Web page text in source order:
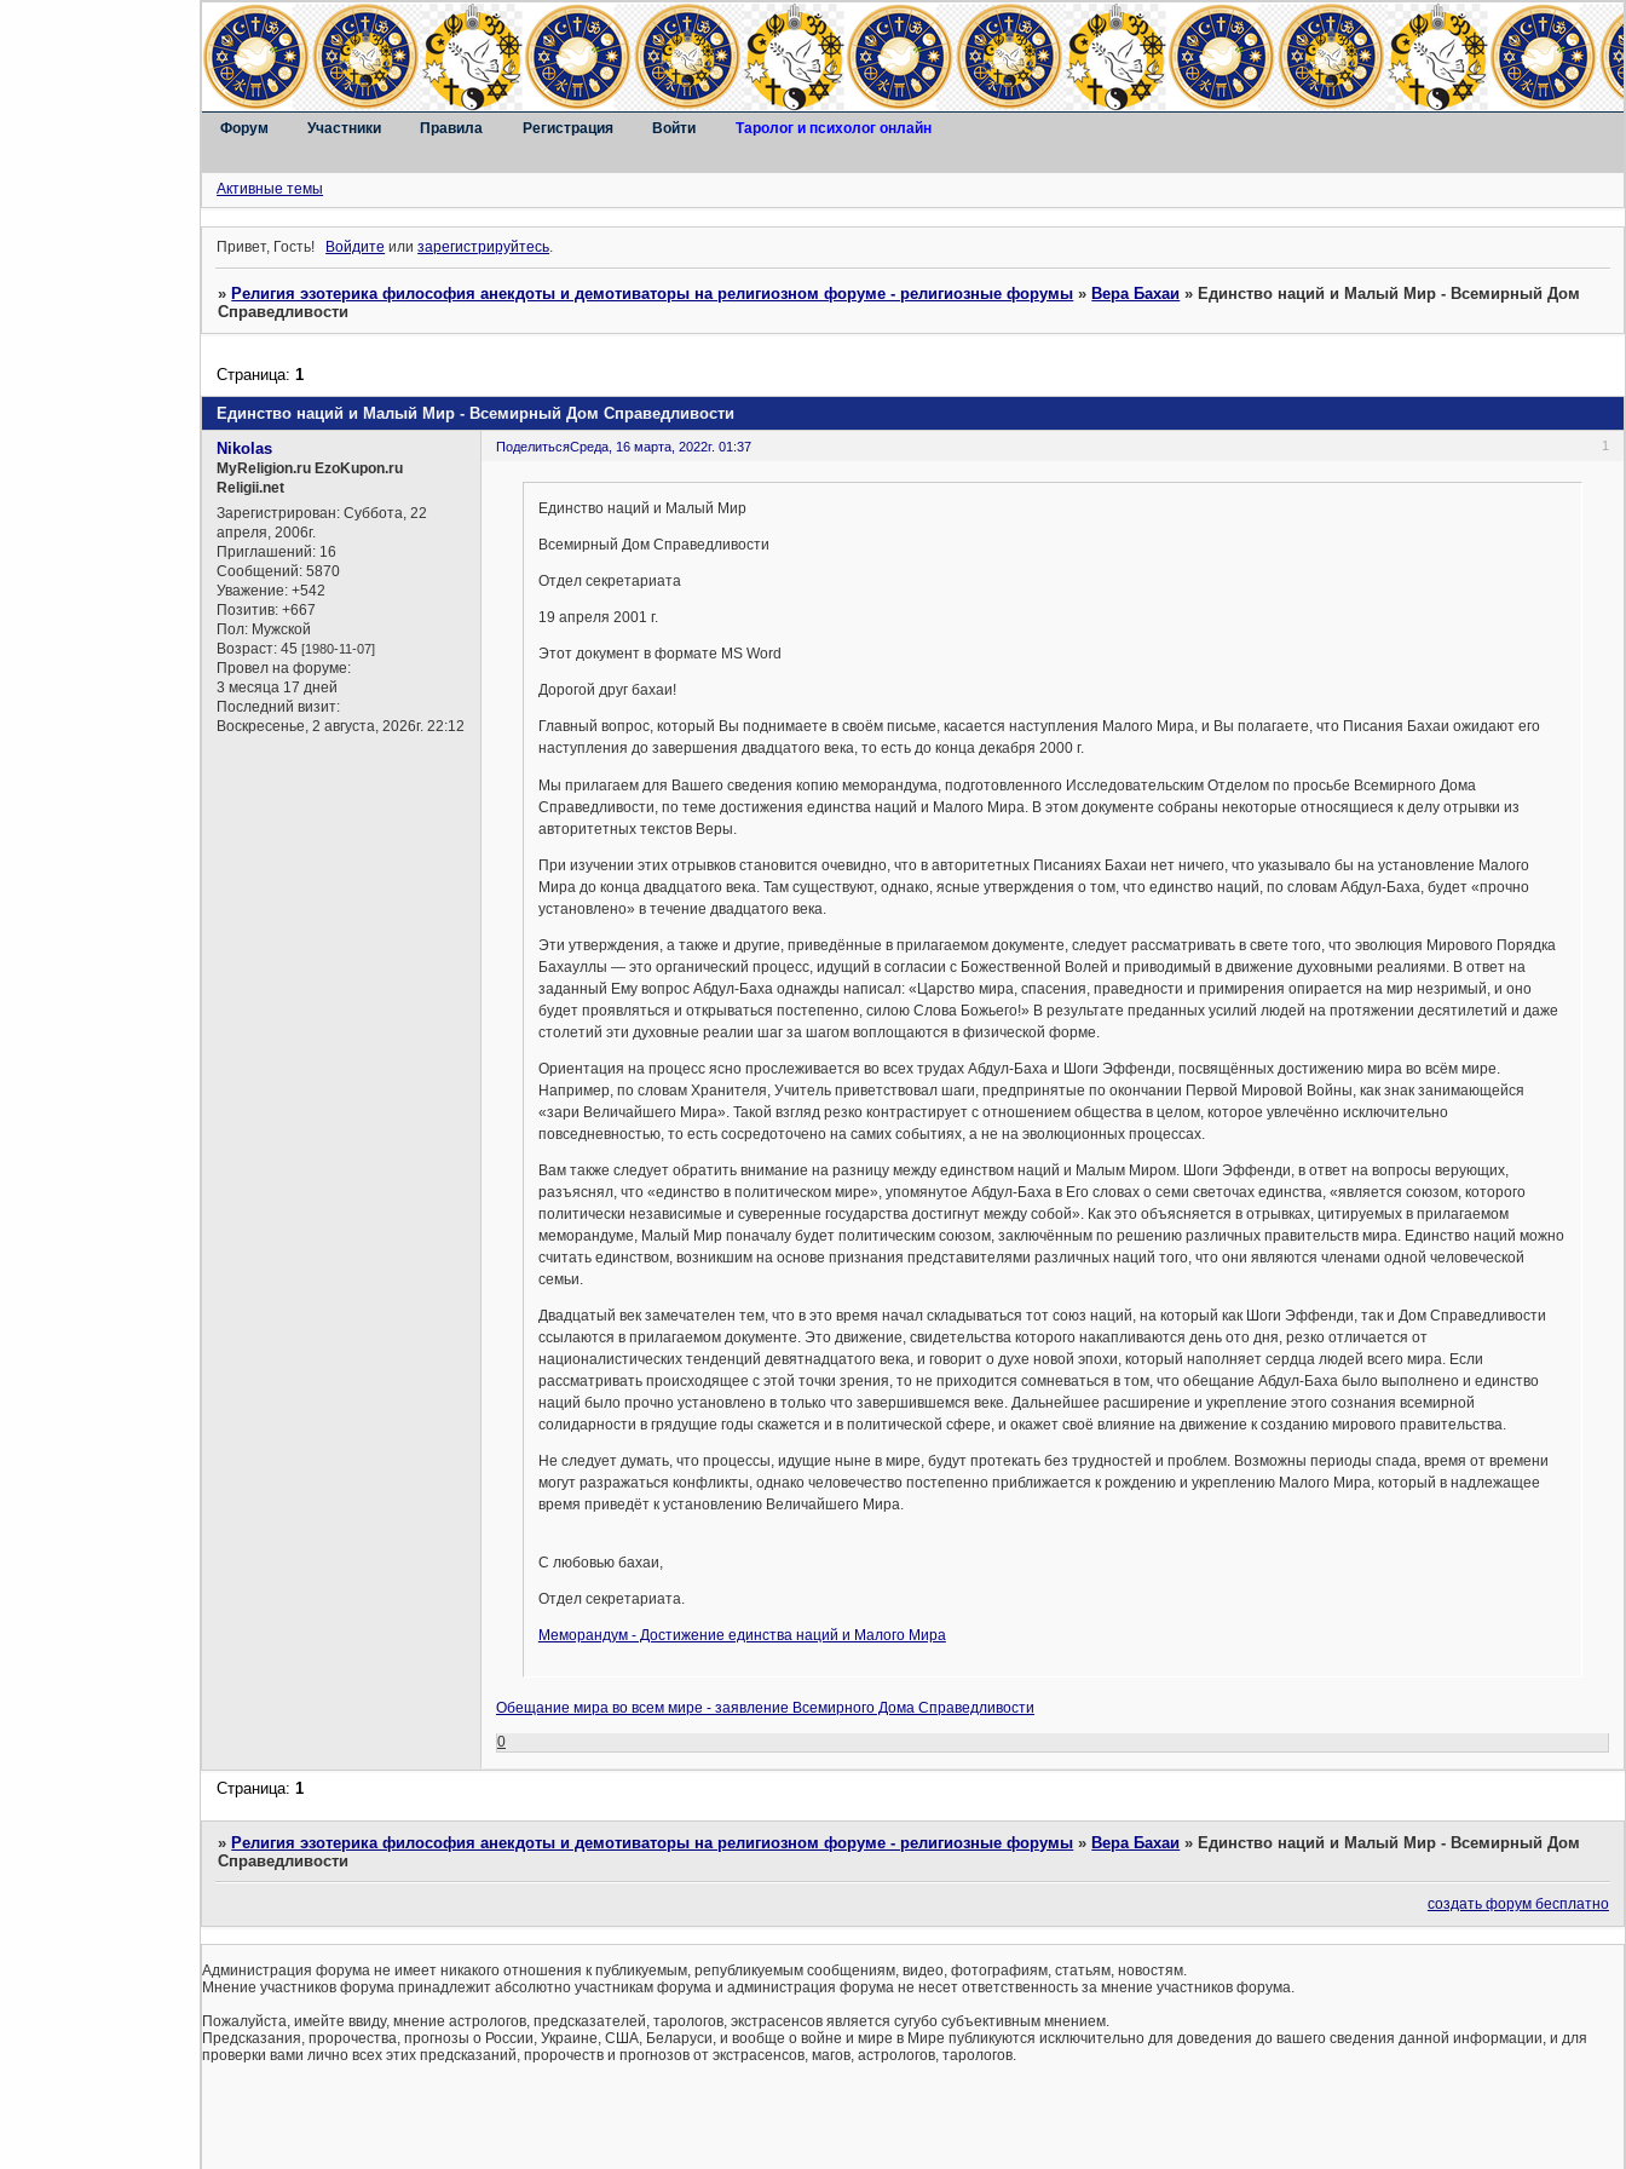
Форум Участники Правила Регистрация Войти Таролог и психолог онлайн
Активные темы
Привет, Гость! Войдите илизарегистрируйтесь.
»Религия эзотерика философия анекдоты и демотиваторы на религиозном форуме - религиозные форумы »Вера Бахаи »Единство наций и Малый Мир - Всемирный Дом
Справедливости
Единство наций и Малый Мир - Всемирный Дом Справедливости
Страница:1
Поделиться 1
Среда, 16 марта, 2022г. 01:37
Nikolas
MyReligion.ru EzoKupon.ru
Religii.net
Зарегистрирован: Суббота, 22
апреля, 2006г.
Приглашений: 16
Сообщений: 5870
Уважение: +542
Позитив: +667
Пол: Мужской
Возраст: 45[1980-11-07]
Провел на форуме:
3 месяца 17 дней
Последний визит:
Воскресенье, 2 августа, 2026г. 22:12
Единство наций и Малый Мир
Всемирный Дом Справедливости
Отдел секретариата
19 апреля 2001 г.
Этот документ в формате MS Word
Дорогой друг бахаи!
Главный вопрос, который Вы поднимаете в своём письме, касается наступления Малого Мира, и Вы полагаете, что Писания Бахаи ожидают его
наступления до завершения двадцатого века, то есть до конца декабря 2000 г.
Мы прилагаем для Вашего сведения копию меморандума, подготовленного Исследовательским Отделом по просьбе Всемирного Дома
Справедливости, по теме достижения единства наций и Малого Мира. В этом документе собраны некоторые относящиеся к делу отрывки из
авторитетных текстов Веры.
При изучении этих отрывков становится очевидно, что в авторитетных Писаниях Бахаи нет ничего, что указывало бы на установление Малого
Мира до конца двадцатого века. Там существуют, однако, ясные утверждения о том, что единство наций, по словам Абдул-Баха, будет «прочно
установлено» в течение двадцатого века.
Эти утверждения, а также и другие, приведённые в прилагаемом документе, следует рассматривать в свете того, что эволюция Мирового Порядка
Бахауллы — это органический процесс, идущий в согласии с Божественной Волей и приводимый в движение духовными реалиями. В ответ на
заданный Ему вопрос Абдул-Баха однажды написал: «Царство мира, спасения, праведности и примирения опирается на мир незримый, и оно
будет проявляться и открываться постепенно, силою Слова Божьего!» В результате преданных усилий людей на протяжении десятилетий и даже
столетий эти духовные реалии шаг за шагом воплощаются в физической форме.
Ориентация на процесс ясно прослеживается во всех трудах Абдул-Баха и Шоги Эффенди, посвящённых достижению мира во всём мире.
Например, по словам Хранителя, Учитель приветствовал шаги, предпринятые по окончании Первой Мировой Войны, как знак занимающейся
«зари Величайшего Мира». Такой взгляд резко контрастирует с отношением общества в целом, которое увлечённо исключительно
повседневностью, то есть сосредоточено на самих событиях, а не на эволюционных процессах.
Вам также следует обратить внимание на разницу между единством наций и Малым Миром. Шоги Эффенди, в ответ на вопросы верующих,
разъяснял, что «единство в политическом мире», упомянутое Абдул-Баха в Его словах о семи светочах единства, «является союзом, которого
политически независимые и суверенные государства достигнут между собой». Как это объясняется в отрывках, цитируемых в прилагаемом
меморандуме, Малый Мир поначалу будет политическим союзом, заключённым по решению различных правительств мира. Единство наций можно
считать единством, возникшим на основе признания представителями различных наций того, что они являются членами одной человеческой
семьи.
Двадцатый век замечателен тем, что в это время начал складываться тот союз наций, на который как Шоги Эффенди, так и Дом Справедливости
ссылаются в прилагаемом документе. Это движение, свидетельства которого накапливаются день ото дня, резко отличается от
националистических тенденций девятнадцатого века, и говорит о духе новой эпохи, который наполняет сердца людей всего мира. Если
рассматривать происходящее с этой точки зрения, то не приходится сомневаться в том, что обещание Абдул-Баха было выполнено и единство
наций было прочно установлено в только что завершившемся веке. Дальнейшее расширение и укрепление этого сознания всемирной
солидарности в грядущие годы скажется и в политической сфере, и окажет своё влияние на движение к созданию мирового правительства.
Не следует думать, что процессы, идущие ныне в мире, будут протекать без трудностей и проблем. Возможны периоды спада, время от времени
могут разражаться конфликты, однако человечество постепенно приближается к рождению и укреплению Малого Мира, который в надлежащее
время приведёт к установлению Величайшего Мира.
С любовью бахаи,
Отдел секретариата.
Меморандум - Достижение единства наций и Малого Мира
Обещание мира во всем мире - заявление Всемирного Дома Справедливости
0
Страница:1
» Религия эзотерика философия анекдоты и демотиваторы на религиозном форуме - религиозные форумы » Вера Бахаи » Единство наций и Малый Мир - Всемирный Дом
Справедливости
создать форум бесплатно
Администрация форума не имеет никакого отношения к публикуемым, републикуемым сообщениям, видео, фотографиям, статьям, новостям.
Мнение участников форума принадлежит абсолютно участникам форума и администрация форума не несет ответственность за мнение участников форума.
Пожалуйста, имейте ввиду, мнение астрологов, предсказателей, тарологов, экстрасенсов является сугубо субъективным мнением.
Предсказания, пророчества, прогнозы о России, Украине, США, Беларуси, и вообще о войне и мире в Мире публикуются исключительно для доведения до вашего сведения данной информации, и для
проверки вами лично всех этих предсказаний, пророчеств и прогнозов от экстрасенсов, магов, астрологов, тарологов.